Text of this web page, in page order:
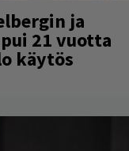
ja
21 vuotta
käytös